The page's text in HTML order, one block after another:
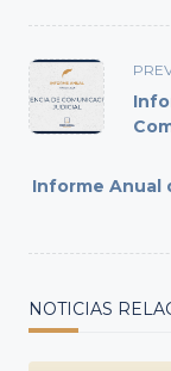
<span
class="nav-
subtitle
reader-
text">Page</
Informe Anual
NOTICIAS